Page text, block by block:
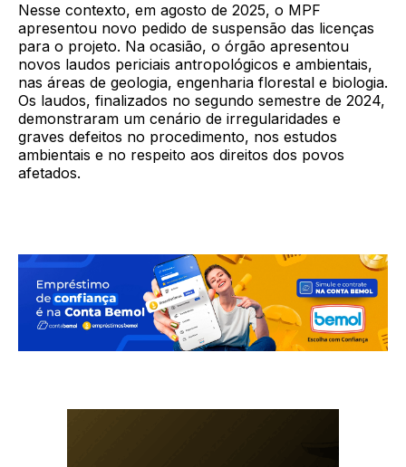
Nesse contexto, em agosto de 2025, o MPF
apresentou novo pedido de suspensão das licenças
para o projeto. Na ocasião, o órgão apresentou
novos laudos periciais antropológicos e ambientais,
nas áreas de geologia, engenharia florestal e biologia.
Os laudos, finalizados no segundo semestre de 2024,
demonstraram um cenário de irregularidades e
graves defeitos no procedimento, nos estudos
ambientais e no respeito aos direitos dos povos
afetados.